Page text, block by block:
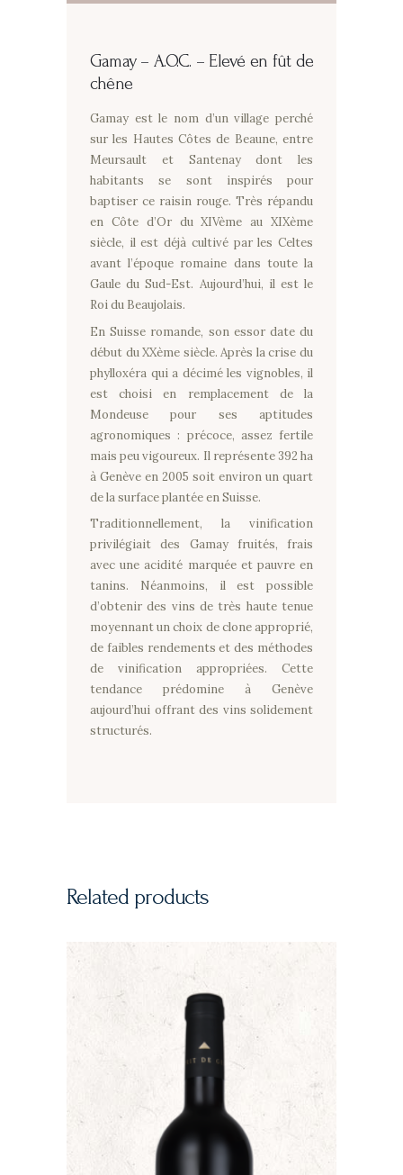
Gamay –A.O.C. – Elevé en fût de
chêne
Gamay est le nom d’un village perché
sur les Hautes Côtes de Beaune, entre
Meursault et Santenay dont les
habitants se sont inspirés pour
baptiser ce raisin rouge. Très répandu
en Côte d’Or du XIVème au XIXème
siècle, il est déjà cultivé par les Celtes
avant l’époque romaine dans toute la
Gaule du Sud-Est. Aujourd’hui, il est le
Roi du Beaujolais.
En Suisse romande, son essor date du
début du XXème siècle. Après la crise du
phylloxéra qui a décimé les vignobles, il
est choisi en remplacement de la
Mondeuse pour ses aptitudes
agronomiques : précoce, assez fertile
mais peu vigoureux. Il représente 392 ha
à Genève en 2005 soit environ un quart
de la surface plantée en Suisse.
Traditionnellement, la vinification
privilégiait des Gamay fruités, frais
avec une acidité marquée et pauvre en
tanins. Néanmoins, il est possible
d’obtenir des vins de très haute tenue
moyennant un choix de clone approprié,
de faibles rendements et des méthodes
de vinification appropriées. Cette
tendance prédomine à Genève
aujourd’hui offrant des vins solidement
structurés.
Related products